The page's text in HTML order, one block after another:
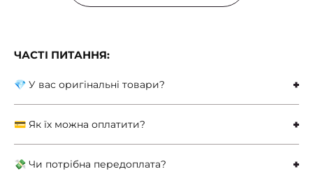
ЧАСТІ ПИТАННЯ:
💎 У вас оригінальні товари?
💳 Як їх можна оплатити?
💸 Чи потрібна передоплата?